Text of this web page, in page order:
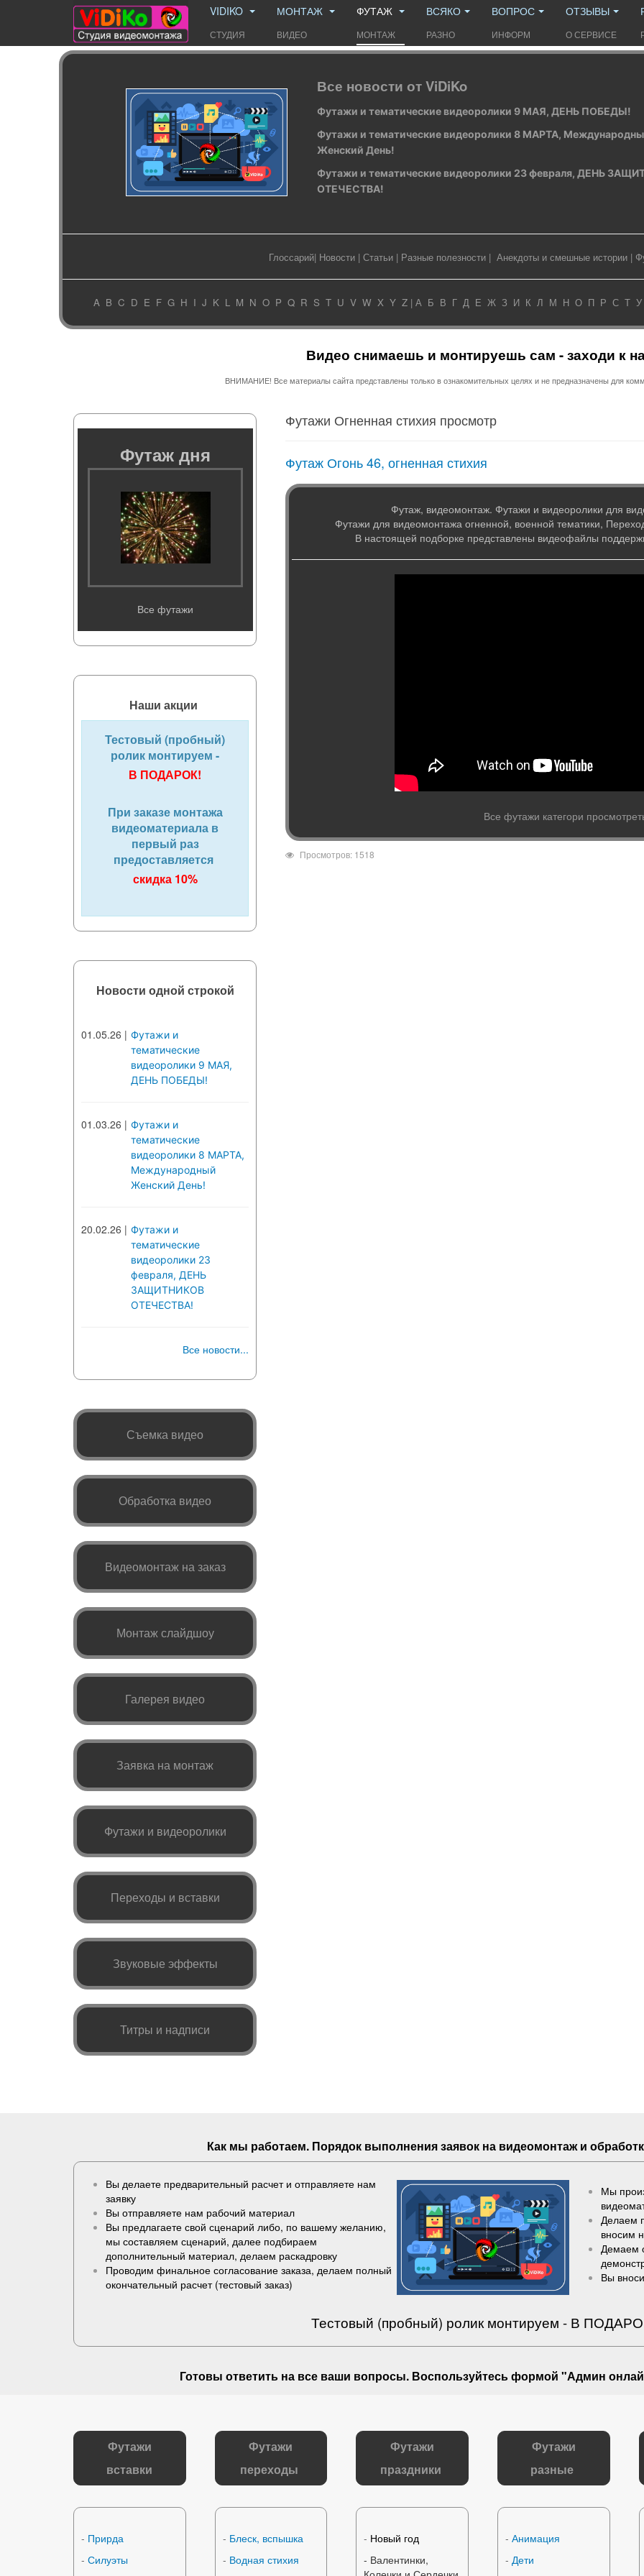
VIDIKO
СТУДИЯ
МОНТАЖ
ВИДЕО
ФУТАЖ
МОНТАЖ
ВСЯКО
РАЗНО
ВОПРОС
ИНФОРМ
ОТЗЫВЫ
О СЕРВИСЕ
Все новости от ViDiKo
Футажи и тематические видеоролики 9 МАЯ, ДЕНЬ ПОБЕДЫ!
Футажи и тематические видеоролики 8 МАРТА,
Женский День!
Футажи и тематические видеоролики 23 февраля, ДЕНЬ
ОТЕЧЕСТВА!
Глоссарий| Новости | Статьи | Разные полезности | Анекдоты и смешные истории |
A B C D E F G H I J K L M N O P Q R S T U V W X Y Z| А Б В Г Д Е Ж З И К Л М Н О П Р С Т У
Видео снимаешь и монтируешь сам - заходи к
ВНИМАНИЕ! Все материалы сайта представлены только в ознакомительных целях и не предназначены для
Футажи Огненная стихия просмотр
Футаж Огонь 46, огненная стихия
Футаж, видеомонтаж. Футажи и видеоролики для
Футажи для видеомонтажа огненной, военной тематики,
В настоящей подборке представлены видеофайлы
Все футажи категори
Просмотров: 1518
Футаж дня
Все футажи
Наши акции
Тестовый (пробный)
ролик монтируем -
В ПОДАРОК!
При заказе монтажа
видеоматериала в
первый раз
предоставляется
скидка 10%
Новости одной строкой
01.05.26 | Футажи и
тематические
видеоролики 9 МАЯ,
ДЕНЬ ПОБЕДЫ!
01.03.26 | Футажи и
тематические
видеоролики 8 МАРТА,
Международный
Женский День!
20.02.26 | Футажи и
тематические
видеоролики 23
февраля, ДЕНЬ
ЗАЩИТНИКОВ
ОТЕЧЕСТВА!
Все новости...
Съемка видео
Обработка видео
Видеомонтаж на заказ
Монтаж слайдшоу
Галерея видео
Заявка на монтаж
Футажи и видеоролики
Переходы и вставки
Звуковые эффекты
Титры и надписи
Как мы работаем. Порядок выполнениязаявок на видеомонтаж и
Вы делаете предварительный расчет и отправляете нам
заявку
Вы отправляете нам рабочий материал
Вы предлагаете свой сценарий либо, по вашему желанию,
мы составляем сценарий, далее подбираем
дополнительный материал, делаем раскадровку
Проводим финальное согласование заказа, делаем полный
окончательный расчет (тестовый заказ)
Мы
Делаем
вносим
Демаем
Вы
Тестовый (пробный) ролик монтируем - В
Готовы ответить на все ваши вопросы. Воспользуйтесь формой "Админ
Футажи
вставки
- Прирда
- Силуэты
Футажи
переходы
- Блеск, вспышка
- Водная стихия
Футажи
праздники
- Новый год
- Валентинки,
Футажи
разные
- Анимация
- Дети